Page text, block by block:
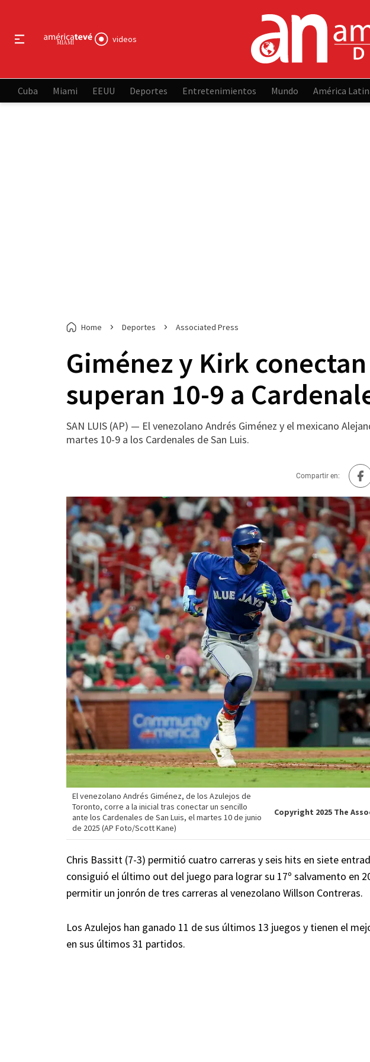
videos
Cuba Miami EEUU Deportes Entretenimientos Mundo América
Home Deportes Associated Press
Giménez y Kirk
superan 10-9 a
SAN LUIS (AP) — El venezolano Andrés Giménez y el mexicano
martes 10-9 a los Cardenales de San Luis.
Compartir en:
El venezolano Andrés Giménez, de los Azulejos de
Toronto, corre a la inicial tras conectar un sencillo
ante los Cardenales de San Luis, el martes 10 de junio
de 2025 (AP Foto/Scott Kane)
Copyright 2025 The
Chris Bassitt (7-3) permitió cuatro carreras y seis hits en siete
consiguió el último out del juego para lograr su 17º salvamento en
permitir un jonrón de tres carreras al venezolano Willson Contreras.
Los Azulejos han ganado 11 de sus últimos 13 juegos y tienen el
en sus últimos 31 partidos.